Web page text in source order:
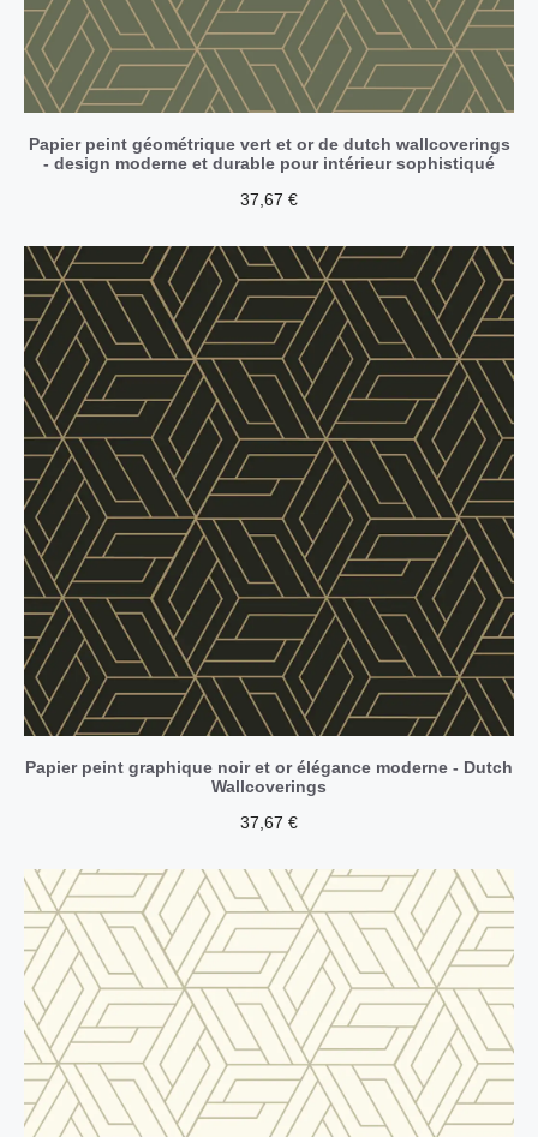
Papier peint géométrique vert et or de dutch wallcoverings
- design moderne et durable pour intérieur sophistiqué
37,67 €
Papier peint graphique noir et or élégance moderne - Dutch
Wallcoverings
37,67 €